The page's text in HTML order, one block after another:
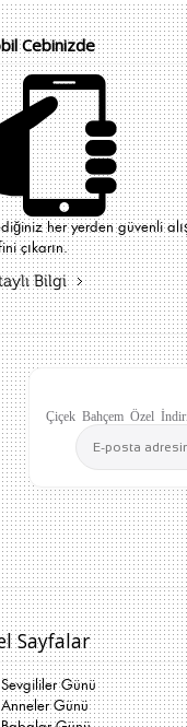
Cebinizde
her yerden güvenli
çıkarın.
Bilgi
Çiçek Bahçem Özel
Sayfalar
Sevgililer Günü
Anneler Günü